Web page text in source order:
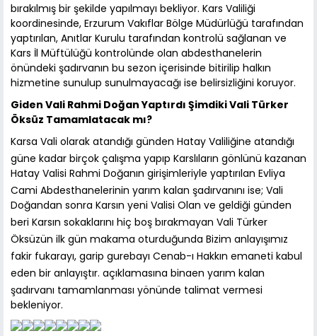
bırakılmış bir şekilde yapılmayı bekliyor. Kars Valiliği
koordinesinde, Erzurum Vakıflar Bölge Müdürlüğü tarafından
yaptırılan, Anıtlar Kurulu tarafından kontrolü sağlanan ve
Kars İl Müftülüğü kontrolünde olan abdesthanelerin
önündeki şadırvanın bu sezon içerisinde bitirilip halkın
hizmetine sunulup sunulmayacağı ise belirsizliğini koruyor.
Giden Vali Rahmi Doğan Yaptırdı Şimdiki Vali Türker
Öksüz Tamamlatacak mı?
Karsa Vali olarak atandığı günden Hatay Valiliğine atandığı
güne kadar birçok çalışma yapıp Karslıların gönlünü kazanan
Hatay Valisi Rahmi Doğanın girişimleriyle yaptırılan Evliya
Cami Abdesthanelerinin yarım kalan şadırvanını ise; Vali
Doğandan sonra Karsın yeni Valisi Olan ve geldiği günden
beri Karsın sokaklarını hiç boş bırakmayan Vali Türker
Öksüzün ilk gün makama oturduğunda Bizim anlayışımız
fakir fukarayı, garip gurebayı Cenab-ı Hakkın emaneti kabul
eden bir anlayıştır. açıklamasına binaen yarım kalan
şadırvanı tamamlanması yönünde talimat vermesi
bekleniyor.